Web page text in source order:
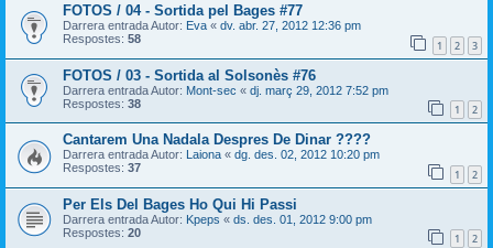
FOTOS / 04 - Sortida pel Bages #77
Darrera entrada Autor: Eva « dv. abr. 27, 2012 12:36 pm
Respostes: 58 1 2 3
FOTOS / 03 - Sortida al Solsonès #76
Darrera entrada Autor: Mont-sec « dj. març 29, 2012 7:52 pm
Respostes: 38 1 2
Cantarem Una Nadala Despres De Dinar ????
Darrera entrada Autor: Laiona « dg. des. 02, 2012 10:20 pm
Respostes: 37 1 2
Per Els Del Bages Ho Qui Hi Passi
Darrera entrada Autor: Kpeps « ds. des. 01, 2012 9:00 pm
Respostes: 20 1 2